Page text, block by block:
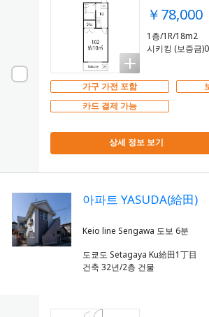
￥78,000
1층/1R/18m2
시키킹 (보증금
가구 가전 포함
카드 결제 가능
상세 정보 보기
아파트 YASUDA(給田)
도쿄도 Setagaya Ku給田1丁目
건축 32년/2층 건물